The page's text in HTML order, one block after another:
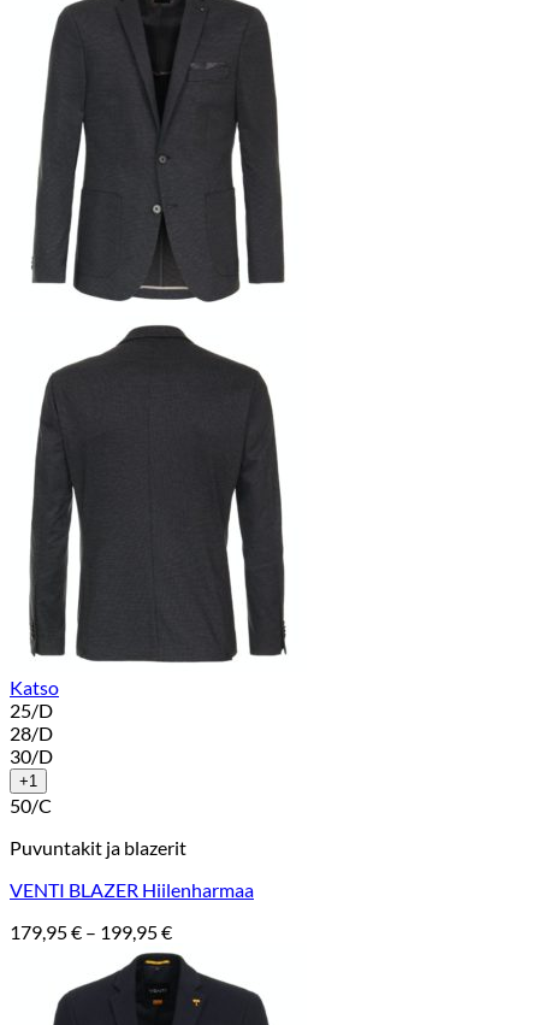
Katso
25/D
28/D
30/D
+1
50/C
Puvuntakit ja blazerit
VENTI BLAZER Hiilenharmaa
179,95€ – 199,95€Hintaluokka:
179,95 €
199,95 €